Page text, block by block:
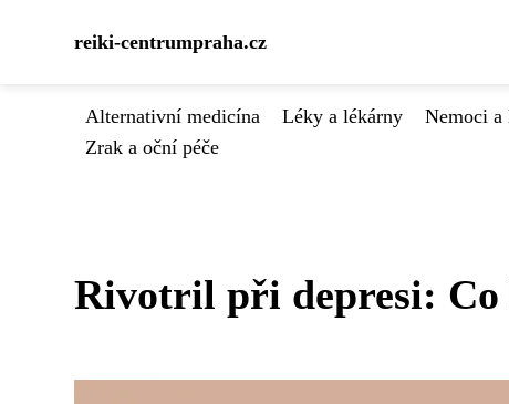
reiki-centrumpraha.cz
Alternativní medicína Léky a lékárny Nemoci a
Zrak a oční péče
Rivotril při depresi: Co